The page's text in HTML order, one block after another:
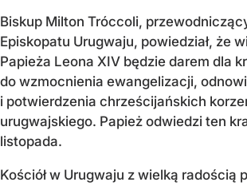
Biskup Milton Tróccoli,
Episkopatu Urugwaju, powiedział, że
Papieża Leona XIV będzie darem dla
do wzmocnienia ewangelizacji,
i potwierdzenia chrześcijańskich
urugwajskiego. Papież odwiedzi ten
listopada.
Kościół w Urugwaju z wielką radością